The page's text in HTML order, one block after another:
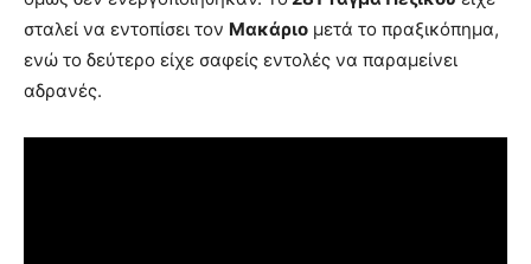
σταλεί να εντοπίσει τον Μακάριο μετά το πραξικόπημα,
ενώ το δεύτερο είχε σαφείς εντολές να παραμείνει
αδρανές.